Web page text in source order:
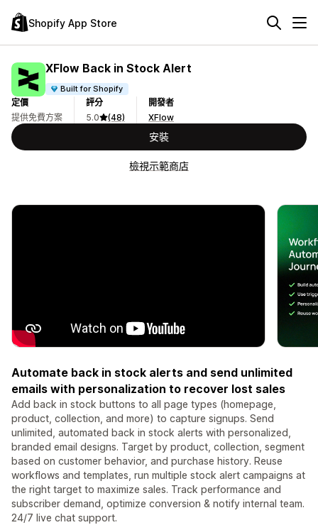
Shopify App Store
XFlow Back in Stock Alert
Built for Shopify
定價
提供免費方案
評分
5.0
(48)
開發者
XFlow
安裝
檢視示範商店
Automate back in stock alerts and send unlimited
emails with personalization to recover lost sales
Add back in stock buttons to all page types (homepage,
product, collection, and more) to capture signups. Send
unlimited, automated back in stock alerts with personalized,
branded email designs. Target by product, collection, segment
based on customer behavior, and purchase history. Reuse
workflows and templates, run multiple stock alert campaigns at
the right target to maximize sales. Track performance and
subscriber demand, optimize conversion & notify internal team.
24/7 live chat support.